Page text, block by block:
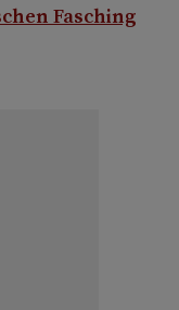
Fasching